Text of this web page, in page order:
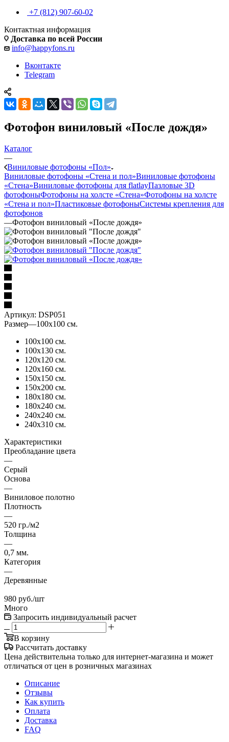
+7 (812) 907-60-02
Контактная информация
Доставка по всей России
info@happyfons.ru
Вконтакте
Telegram
Фотофон виниловый «После дождя»
Каталог
—
Виниловые фотофоны «Пол»
Виниловые фотофоны «Стена и пол»Виниловые фотофоны
«Стена»Виниловые фотофоны для flatlayПазловые 3D
фотофоныФотофоны на холсте «Стена»Фотофоны на холсте
«Стена и пол»Пластиковые фотофоныСистемы крепления для
фотофонов
—Фотофон виниловый «После дождя»
Артикул: DSP051
Размер—100х100 см.
100х100 см.
100х130 см.
120х120 см.
120х160 см.
150х150 см.
150х200 см.
180х180 см.
180х240 см.
240х240 см.
240х310 см.
Характеристики
Преобладание цвета
—
Серый
Основа
—
Виниловое полотно
Плотность
—
520 гр./м2
Толщина
—
0,7 мм.
Категория
—
Деревянные
980 руб./шт
Много
Запросить индивидуальный расчет
В корзину
Рассчитать доставку
Цена действительна только для интернет-магазина и может
отличаться от цен в розничных магазинах
Описание
Отзывы
Как купить
Оплата
Доставка
FAQ